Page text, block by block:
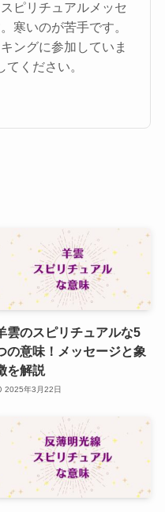
ピリチュアルメッセ
寒いのが苦手です。
ングに参加していま
ください。
雲のスピリチュアルな5
の意味！メッセージと象
を解説
2025年3月22日